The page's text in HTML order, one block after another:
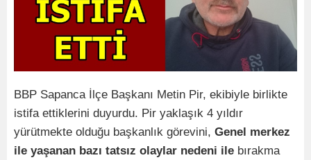
BBP Sapanca İlçe Başkanı Metin Pir, ekibiyle birlikte
istifa ettiklerini duyurdu. Pir yaklaşık 4 yıldır
yürütmekte olduğu başkanlık görevini, Genel merkez
ile yaşanan bazı tatsız olaylar nedeni ile bırakma